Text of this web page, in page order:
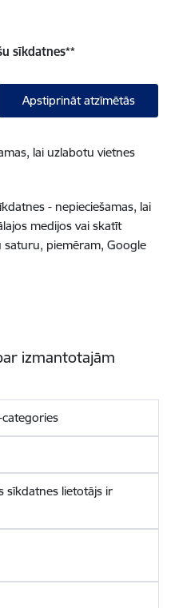
sīkdatnes**
Apstiprināt atzīmētās
lai uzlabotu vietnes
- nepieciešamas, lai
medijos vai skatīt
saturu, piemēram, Google
izmantotajām
sīkdatnes lietotājs ir